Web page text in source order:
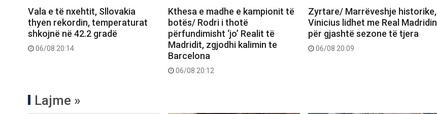
Vala e të nxehtit, Sllovakia
thyen rekordin, temperaturat
shkojnë në 42.2 gradë
06/08 20:14
Kthesa e madhe e kampionit të
botës/ Rodri i thotë
përfundimisht ‘jo’ Realit të
Madridit, zgjodhi kalimin te
Barcelona
06/08 20:12
Zyrtare/ Marrëveshje historike,
Vinicius lidhet me Real Madridin
për gjashtë sezone të tjera
06/08 20:09
Lajme »